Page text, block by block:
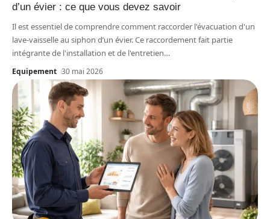
d’un évier : ce que vous devez savoir
Il est essentiel de comprendre comment raccorder l'évacuation d'un
lave-vaisselle au siphon d’un évier. Ce raccordement fait partie
intégrante de l'installation et de l'entretien…
Equipement 30 mai 2026